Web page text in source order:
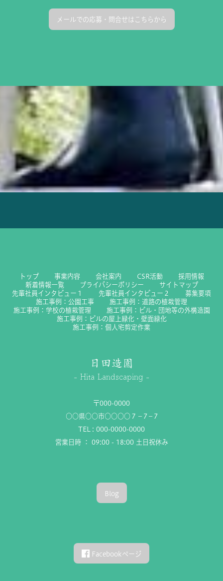
メールでの応募・問合せはこちらから
トップ 事業内容 会社案内 CSR活動
採用情報
新着情報一覧
プライバシーポリシー
サイトマップ
先輩社員インタビュー１
先輩社員インタビュー２
募集要項
施工事例：公園工事
施工事例：道路の植栽管理
施工事例：学校の植栽管理
施工事例：ビル・団地等の外構造園
施工事例：ビルの屋上緑化・壁面緑化
施工事例：個人宅剪定作業
日田造園
- Hita Landscaping -
〒000-0000
○○県○○市○○○○７－7－7
TEL : 000-0000-0000
営業日時 ： 09:00 - 18:00 土日祝休み
Blog
Facebookページ